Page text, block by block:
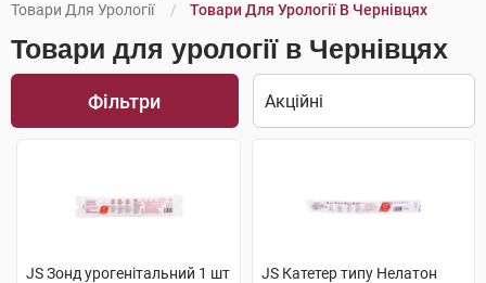
Товари Для Урології
Товари Для Урології В Чернівцях
Товари для урології в Чернівцях
Фільтри
JS Зонд урогенітальний 1 шт
JS Катетер типу Нелатон